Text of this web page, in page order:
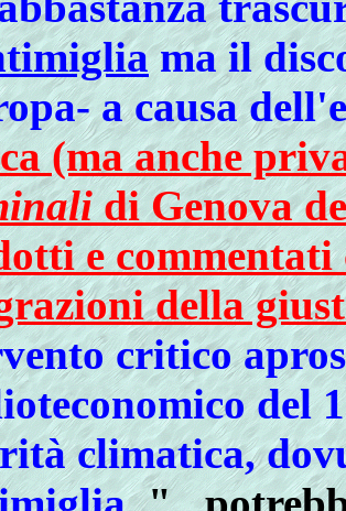
ma il
a causa
(ma anche
di Genova
e commentati
della
critico
del
climatica,